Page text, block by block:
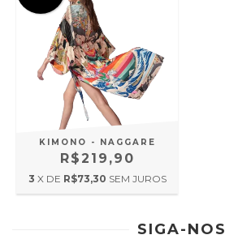
KIMONO - NAGGARE
R$219,90
3 X DE R$73,30 SEM JUROS
SIGA-NOS